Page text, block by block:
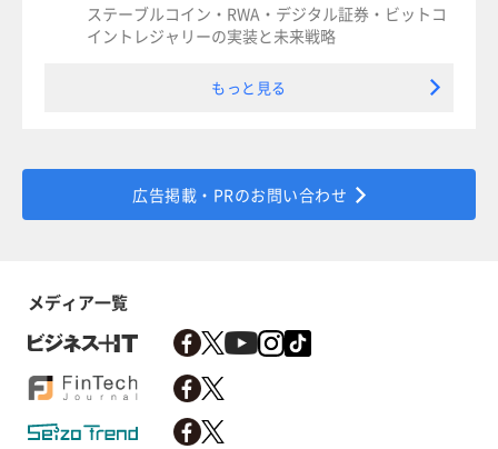
ステーブルコイン・RWA・デジタル証券・ビットコ
イントレジャリーの実装と未来戦略
もっと見る
広告掲載・PRのお問い合わせ
メディア一覧